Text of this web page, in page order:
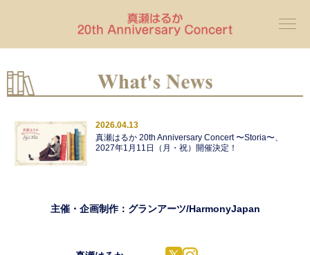
2026.04.13
真瀬はるか 20th Anniversary Concert 〜Storia〜、
2027年1月11日（月・祝）開催決定！
主催・企画制作：グランアーツ/HarmonyJapan